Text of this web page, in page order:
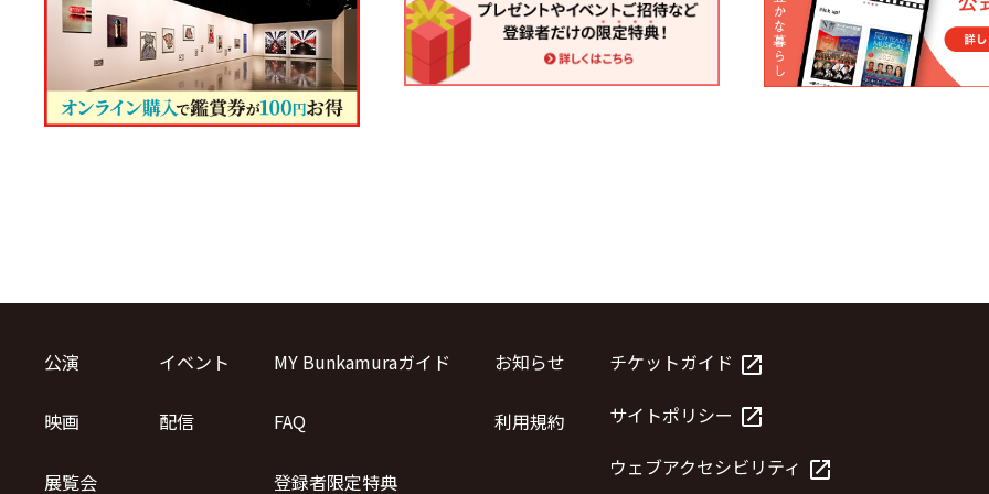
公演
映画
展覧会
イベント
配信
MY Bunkamuraガイド
FAQ
登録者限定特典
お知らせ
利用規約
チケットガイド launch
サイトポリシー launch
ウェブアクセシビリティ launch